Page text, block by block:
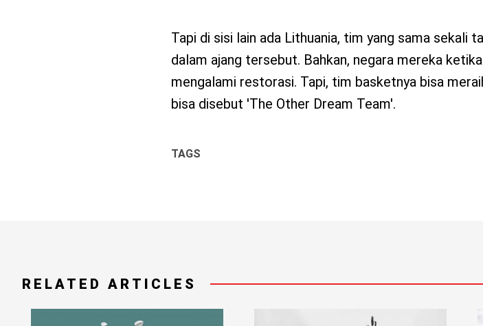
Tapi di sisi lain ada Lithuania, tim yang sama sekali
dalam ajang tersebut. Bahkan, negara mereka
mengalami restorasi. Tapi, tim basketnya bisa
bisa disebut 'The Other Dream Team'.
TAGS
RELATED ARTICLES